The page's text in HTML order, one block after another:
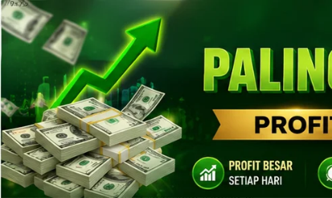
LATEST
Dua Pendaki Gunung Piramid
Bondowoso Ditemukan Tewas
di Jurang 60 Meter, Evakuasi
Terkendala Medan Ekstrem
4 AGUSTUS 2026